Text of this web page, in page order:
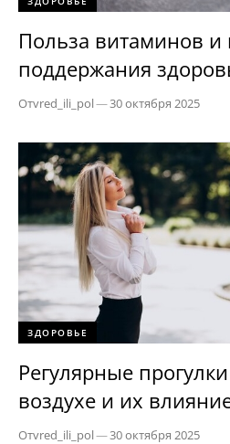
Польза витаминов
поддержания
Отvred_ili_pol—30 октября 2025
ЗДОРОВЬЕ
Регулярные
воздухе и их
Отvred_ili_pol—30 октября 2025